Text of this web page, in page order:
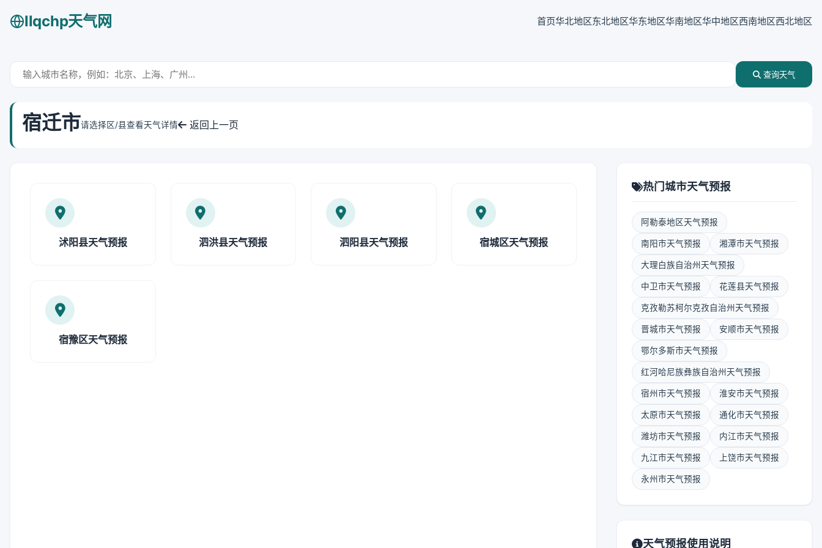
llqchp天气网 首页华北地区东北地区华东地区华南地区华中地区西南地区西北地区
查询天气
宿迁市请选择区/县查看天气详情 返回上一页
沭阳县天气预报 泗洪县天气预报 泗阳县天气预报 宿城区天气预报
宿豫区天气预报
热门城市天气预报
阿勒泰地区天气预报
南阳市天气预报 湘潭市天气预报
大理白族自治州天气预报
中卫市天气预报 花莲县天气预报
克孜勒苏柯尔克孜自治州天气预报
晋城市天气预报 安顺市天气预报
鄂尔多斯市天气预报
红河哈尼族彝族自治州天气预报
宿州市天气预报 淮安市天气预报
太原市天气预报 通化市天气预报
潍坊市天气预报 内江市天气预报
九江市天气预报 上饶市天气预报
永州市天气预报
天气预报使用说明